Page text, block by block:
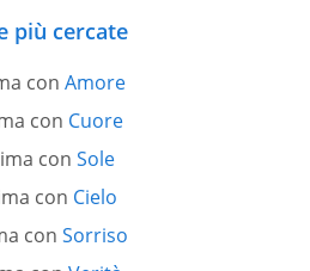
più cercate
con Amore
con Cuore
con Sole
con Cielo
con Sorriso